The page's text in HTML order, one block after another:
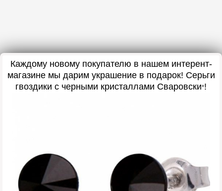
Каждому новому покупателю в нашем интерент-
магазине мы дарим украшение в подарок! Серьги
гвоздики с черными кристаллами Сваровски*!